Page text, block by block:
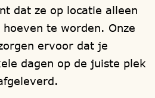
van hout
en/of PEFC
cedar en onder druk
dat ze op locatie alleen
te worden. Onze
ervoor dat je
dagen op de juiste plek